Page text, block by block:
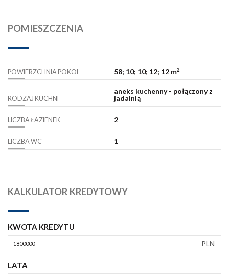
POMIESZCZENIA
POWIERZCHNIA POKOI 58; 10; 10; 12; 12 m2
RODZAJ KUCHNI
aneks kuchenny - połączony z
jadalnią
LICZBA ŁAZIENEK 2
LICZBA WC 1
KALKULATOR KREDYTOWY
KWOTA KREDYTU
PLN
LATA